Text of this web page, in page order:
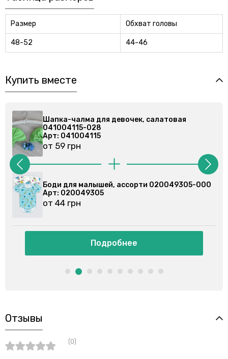
Размер Обхват головы
48-52 44-46
Купить вместе
Шапка-чалма для девочек, салатовая
041004115-028
Арт: 041004115
от 59 грн
Боди для малышей, ассорти 020049305-000
Арт: 020049305
от 44 грн
Подробнее
Отзывы
(0)